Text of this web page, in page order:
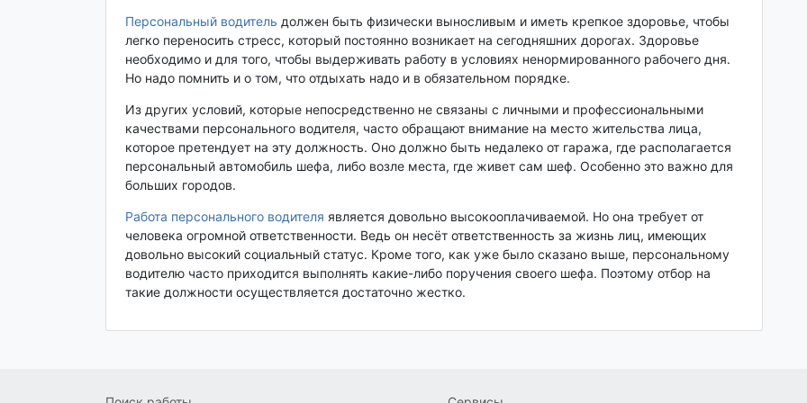
Персональный водитель должен быть физически выносливым и иметь крепкое здоровье, чтобы
легко переносить стресс, который постоянно возникает на сегодняшних дорогах. Здоровье
необходимо и для того, чтобы выдерживать работу в условиях ненормированного рабочего дня.
Но надо помнить и о том, что отдыхать надо и в обязательном порядке.
Из других условий, которые непосредственно не связаны с личными и профессиональными
качествами персонального водителя, часто обращают внимание на место жительства лица,
которое претендует на эту должность. Оно должно быть недалеко от гаража, где располагается
персональный автомобиль шефа, либо возле места, где живет сам шеф. Особенно это важно для
больших городов.
Работа персонального водителя является довольно высокооплачиваемой. Но она требует от
человека огромной ответственности. Ведь он несёт ответственность за жизнь лиц, имеющих
довольно высокий социальный статус. Кроме того, как уже было сказано выше, персональному
водителю часто приходится выполнять какие-либо поручения своего шефа. Поэтому отбор на
такие должности осуществляется достаточно жестко.